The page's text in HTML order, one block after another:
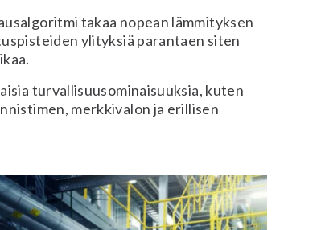
takaa nopean lämmityksen
ylityksiä parantaen siten
turvallisuusominaisuuksia, kuten
merkkivalon ja erillisen